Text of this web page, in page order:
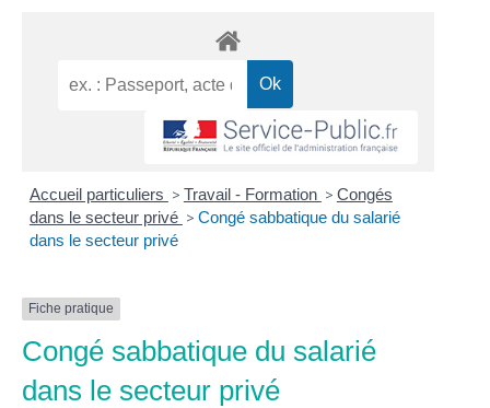
Accueil particuliers > Travail - Formation > Congés
dans le secteur privé > Congé sabbatique du salarié
dans le secteur privé
Fiche pratique
Congé sabbatique du salarié
dans le secteur privé